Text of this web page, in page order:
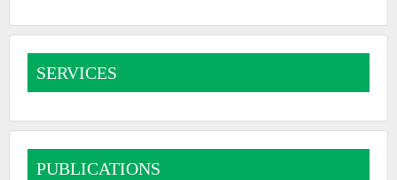
SERVICES
PUBLICATIONS